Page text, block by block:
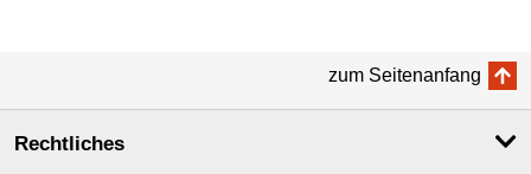
zum Seitenanfang
Rechtliches